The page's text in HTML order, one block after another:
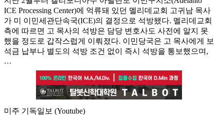
ICE Processing Center)에 억류돼 있던 멜리데교회 고귀남 목사
가 미 이민세관단속국(ICE)의 결정으로 석방됐다. 멜리데교회
측에 따르면 고 목사의 석방은 담당 변호사도 사전에 알지 못
했을 정도로 갑작스럽게 이뤄졌다. 이민당국은 고 목사에게 보
석금 납부나 별도의 석방 조건 없이 즉시 석방을 통보했으며,
…
미주 기독일보 (Youtube)